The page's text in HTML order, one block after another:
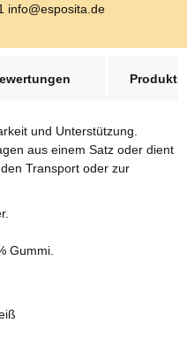
info@esposita.de
und Unterstützung.
aus einem Satz oder dient
Transport oder zur
Gummi.